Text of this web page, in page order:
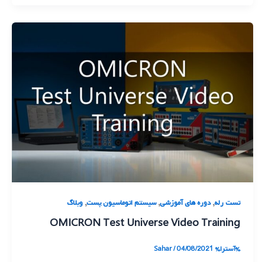
تست رله,دوره های آموزشی,سیستم اتوماسیون پست, وبلاگ
OMICRON Test Universe Video Training
%آسترا% Sahar/04/08/2021